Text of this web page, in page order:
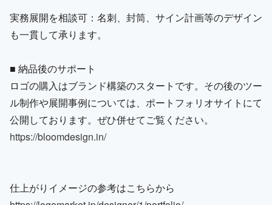
実務展開を相談可：名刺、封筒、サイン計画等のデザイン
も一貫して承ります。
■ 納品後のサポート
ロゴの購入はブランド構築のスタートです。その後のツー
ル制作や展開事例については、ポートフォリオサイトにて
公開しております。ぜひ併せてご覧ください。
https://bloomdesign.in/
仕上がりイメージの参考はこちらから